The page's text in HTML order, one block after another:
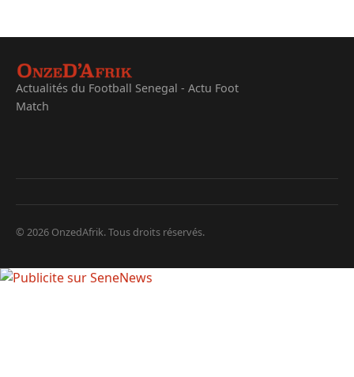
Actualités du Football Senegal - Actu Foot
Match
© 2026 OnzedAfrik. Tous droits réservés.